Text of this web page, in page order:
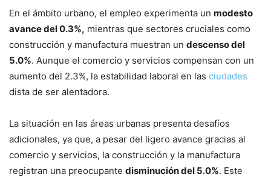
En el ámbito urbano, el empleo experimenta un modesto
avance del 0.3%, mientras que sectores cruciales como
construcción y manufactura muestran un descenso del
5.0%. Aunque el comercio y servicios compensan con un
aumento del 2.3%, la estabilidad laboral en las ciudades
dista de ser alentadora.
La situación en las áreas urbanas presenta desafíos
adicionales, ya que, a pesar del ligero avance gracias al
comercio y servicios, la construcción y la manufactura
registran una preocupante disminución del 5.0%. Este